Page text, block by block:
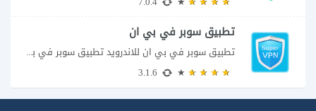
تطبيق سوبر في بي ان
تطبيق سوبر في بي ان للاندرويد تطبيق سوبر في بي ان من تطبيقات الشبكات...